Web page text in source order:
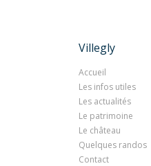
Villegly
Accueil
Les infos utiles
Les actualités
Le patrimoine
Le château
Quelques randos
Contact